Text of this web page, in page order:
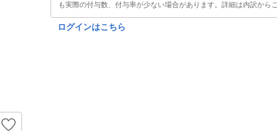
も実際の付与数、付与率が少ない場合があります。詳細は内訳から
ログインはこちら